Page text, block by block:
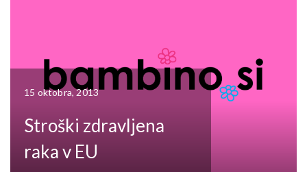
15 oktobra, 2013
Stroški zdravljena
raka v EU